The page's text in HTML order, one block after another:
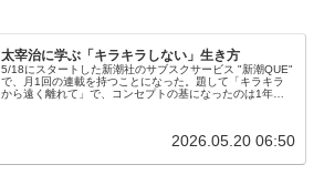
太宰治に学ぶ「キラキラしない」生き方
5/18にスタートした新潮社のサブスクサービス "新潮QUE"
で、月1回の連載を持つことになった。題して「キラキラ
から遠く離れて」で、コンセプトの基になったのは1年半
2026.05.20 06:50